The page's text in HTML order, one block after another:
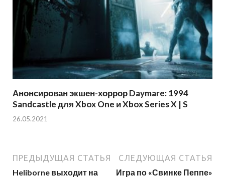
Анонсирован экшен-хоррор Daymare: 1994
Sandcastle для Xbox One и Xbox Series X | S
26.05.2021
ПРЕДЫДУЩАЯ СТАТЬЯ
Heliborne выходит на
СЛЕДУЮЩАЯ СТАТЬЯ
Игра по «Свинке Пеппе»